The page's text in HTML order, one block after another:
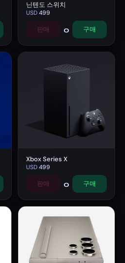
닌텐도 스위치
USD499
판매 0 구매
Xbox Series X
USD499
판매 0 구매